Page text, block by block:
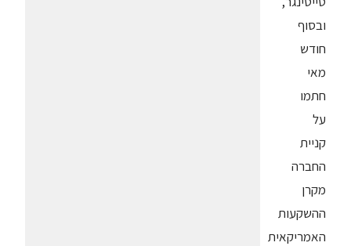
ובסוף
חודש
מאי
חתמו
על
קניית
החברה
מקרן
ההשקעות
האמריקאית